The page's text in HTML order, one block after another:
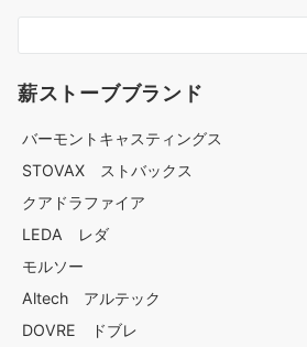
薪ストーブブランド
バーモントキャスティングス
STOVAX ストバックス
クアドラファイア
LEDA レダ
モルソー
Altech アルテック
DOVRE ドブレ